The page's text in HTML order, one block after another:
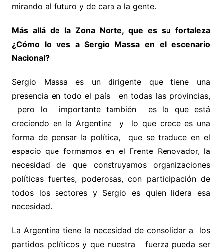
mirando al futuro y de cara a la gente.
Más allá de la Zona Norte, que es su fortaleza
¿Cómo lo ves a Sergio Massa en el escenario
Nacional?
Sergio Massa es un dirigente que tiene una
presencia en todo el país, en todas las provincias,
pero lo importante también es lo que está
creciendo en la Argentina y lo que crece es una
forma de pensar la política, que se traduce en el
espacio que formamos en el Frente Renovador, la
necesidad de que construyamos organizaciones
políticas fuertes, poderosas, con participación de
todos los sectores y Sergio es quien lidera esa
necesidad.
La Argentina tiene la necesidad de consolidar a los
partidos políticos y que nuestra fuerza pueda ser